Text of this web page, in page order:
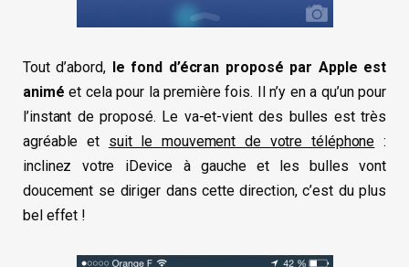
Tout d’abord, le fond d’écran proposé par Apple est
animé et cela pour la première fois. Il n’y en a qu’un pour
l’instant de proposé. Le va-et-vient des bulles est très
agréable et suit le mouvement de votre téléphone :
inclinez votre iDevice à gauche et les bulles vont
doucement se diriger dans cette direction, c’est du plus
bel effet !